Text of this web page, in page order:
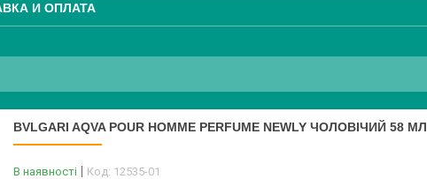
И ОПЛАТА
BVLGARI AQVA POUR HOMME PERFUME NEWLY ЧОЛОВІЧИЙ 58 МЛ
В наявності Код: 12535-01